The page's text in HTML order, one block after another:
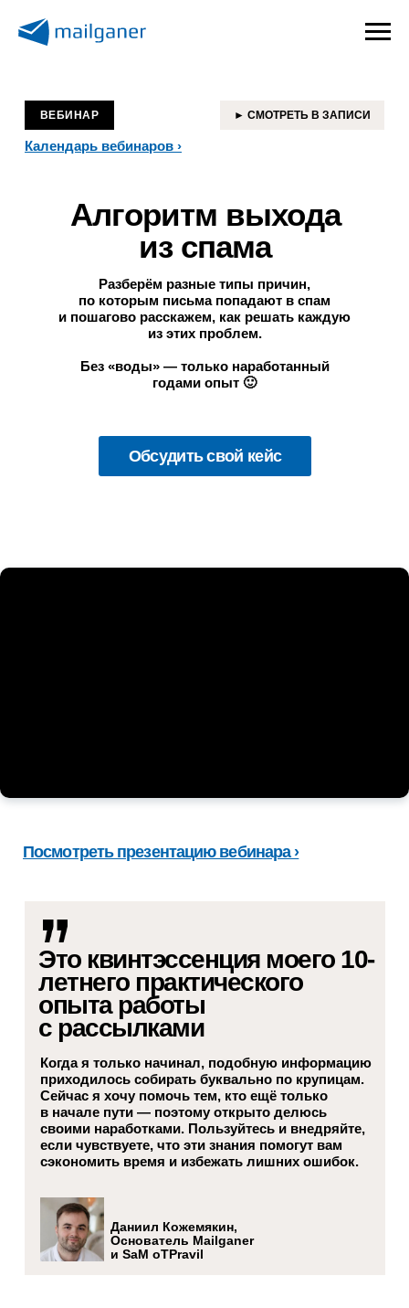
Календарь вебинаров ›
ВЕБИНАР ► СМОТРЕТЬ В ЗАПИСИ
Алгоритм выхода
из спама
Разберём разные типы причин,
по которым письма попадают в спам
и пошагово расскажем, как решать каждую
из этих проблем.
Без «воды» — только наработанный
годами опыт 🙂
Обсудить свой кейс
Посмотреть презентацию вебинара ›
Это квинтэссенция моего 10-
летнего практического
опыта работы
с рассылками
Даниил Кожемякин,
Основатель Mailganer
и SaM oTPravil
Когда я только начинал, подобную информацию
приходилось собирать буквально по крупицам.
Сейчас я хочу помочь тем, кто ещё только
в начале пути — поэтому открыто делюсь
своими наработками. Пользуйтесь и внедряйте,
если чувствуете, что эти знания помогут вам
сэкономить время и избежать лишних ошибок.